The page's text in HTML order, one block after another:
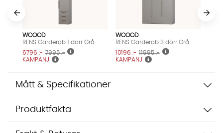
WOOOD
RENS Garderob 1 dörr Grå
KAMPANJ
6796 :- 7995 :-
WOOOD
RENS Garderob 3 dörr Grå
KAMPANJ
10196 :- 11995 :-
Mått & Specifikationer
Produktfakta